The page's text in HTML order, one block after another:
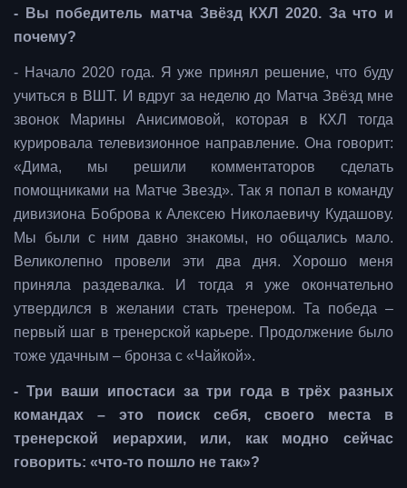
- Вы победитель матча Звёзд КХЛ 2020. За что и
почему?
- Начало 2020 года. Я уже принял решение, что буду
учиться в ВШТ. И вдруг за неделю до Матча Звёзд мне
звонок Марины Анисимовой, которая в КХЛ тогда
курировала телевизионное направление. Она говорит:
«Дима, мы решили комментаторов сделать
помощниками на Матче Звезд». Так я попал в команду
дивизиона Боброва к Алексею Николаевичу Кудашову.
Мы были с ним давно знакомы, но общались мало.
Великолепно провели эти два дня. Хорошо меня
приняла раздевалка. И тогда я уже окончательно
утвердился в желании стать тренером. Та победа –
первый шаг в тренерской карьере. Продолжение было
тоже удачным – бронза с «Чайкой».
- Три ваши ипостаси за три года в трёх разных
командах – это поиск себя, своего места в
тренерской иерархии, или, как модно сейчас
говорить: «что-то пошло не так»?